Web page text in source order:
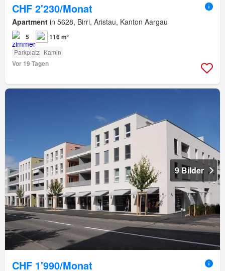
CHF 2'230/Monat
Apartment in 5628, Birri, Aristau, Kanton Aargau
5 116 m²
Parkplatz Kamin
Vor 19 Tagen
9 Bilder
CHF 1'990/Monat